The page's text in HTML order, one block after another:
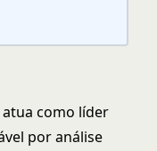
atua como líder
por análise